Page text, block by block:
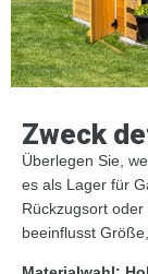
Zweck
Überlegen Sie,
es als Lager für
Rückzugsort
beeinflusst